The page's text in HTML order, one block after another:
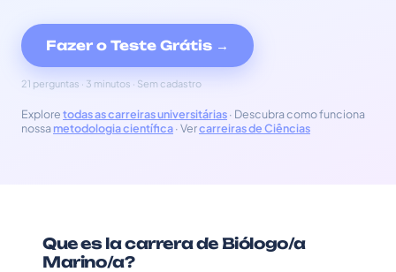
Fazer o Teste Grátis →
21 perguntas · 3 minutos · Sem cadastro
Exploretodas as carreiras universitárias· Descubra como funciona
nossa metodologia científica· Vercarreiras de Ciências
Que es la carrera de Biólogo/a
Marino/a?